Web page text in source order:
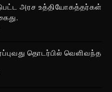
அரச உத்தியோகத்தர்கள்
தொடர்பில் வெளிவந்த